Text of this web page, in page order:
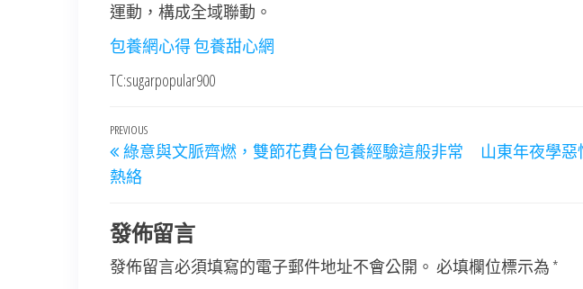
運動，構成全域聯動。
包養網心得包養甜心網
TC:sugarpopular900
文
章
導
覽
Previous
Post
PREVIOUS
綠意與文脈齊燃，雙節花費台包養經驗這般非常
熱絡
山東年夜學
發佈留言
發佈留言必須填寫的電子郵件地址不會公開。 必填欄位標示為 *